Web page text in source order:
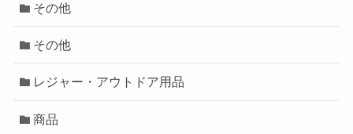
その他
その他
レジャー・アウトドア用品
商品